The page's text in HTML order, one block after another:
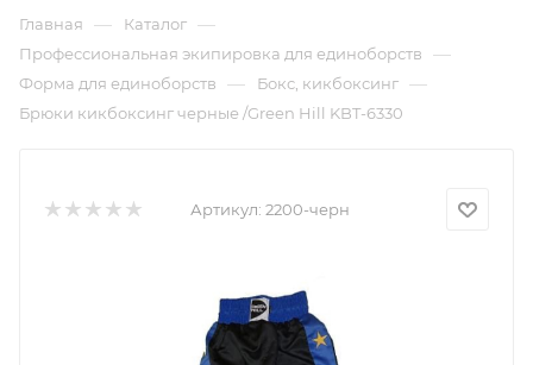
Главная — Каталог —
Профессиональная экипировка для единоборств —
Форма для единоборств — Бокс, кикбоксинг —
Брюки кикбоксинг черные /Green Hill KBT-6330
Артикул: 2200-черн